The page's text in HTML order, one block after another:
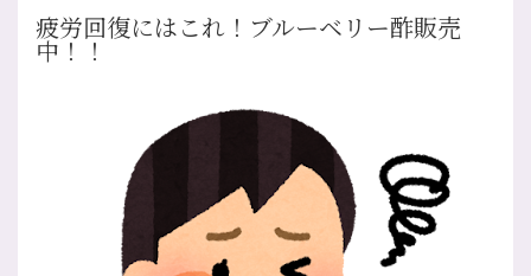
疲労回復にはこれ！ブルーベリー酢販売
中！！